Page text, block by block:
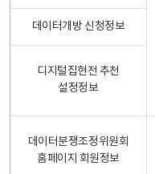
데이터개방 신청정보
디지털집현전 추천
설정정보
데이터분쟁조정위원회
홈페이지 회원정보